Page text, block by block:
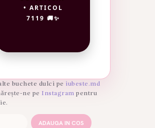
• ARTICOL
7119 🚚✨
buchete dulci pe iubeste.md
ne pe Instagram pentru
ADAUGA IN COS